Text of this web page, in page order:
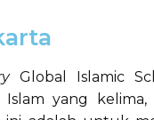
Global Islamic
yang